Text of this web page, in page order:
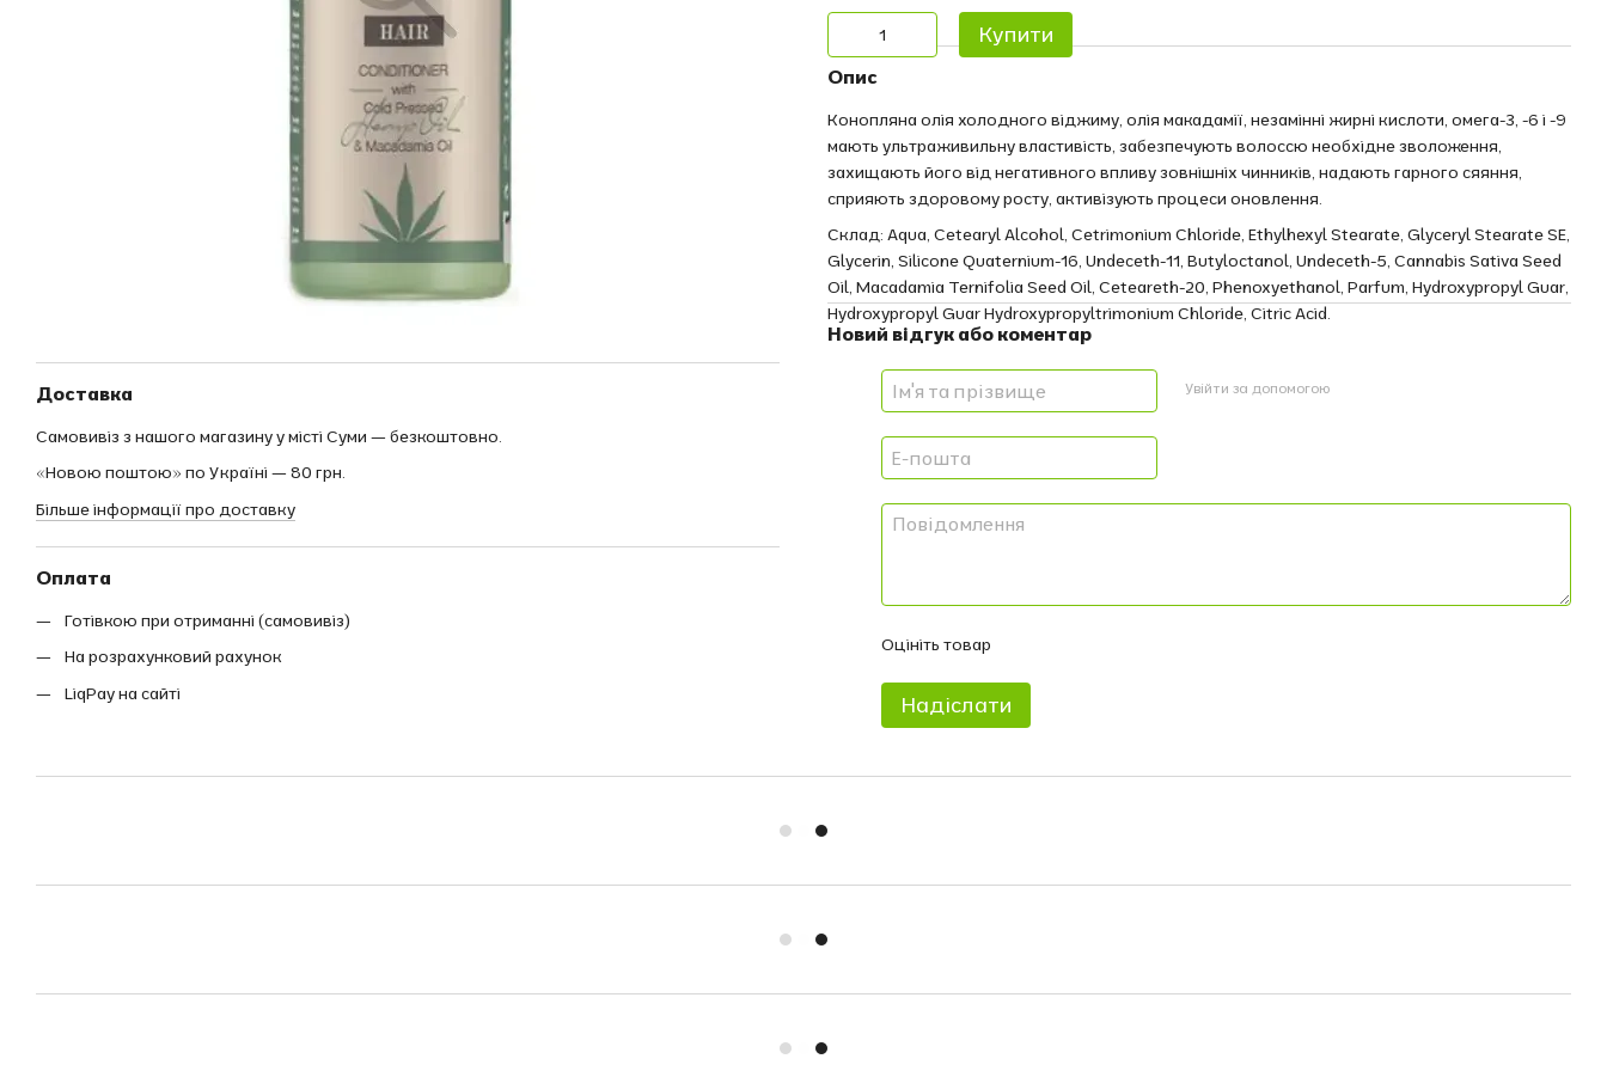
Доставка
Самовивіз з нашого магазину у місті Суми — безкоштовно.
«Новою поштою» по Україні — 80 грн.
Більше інформації про доставку
Оплата
Готівкою при отриманні (самовивіз)
На розрахунковий рахунок
LiqPay на сайті
Купити
Опис
Конопляна олія холодного віджиму, олія макадамії, незамінні жирні кислоти, омега-3, -6 і -9
мають ультраживильну властивість, забезпечують волоссю необхідне зволоження,
захищають його від негативного впливу зовнішніх чинників, надають гарного сяяння,
сприяють здоровому росту, активізують процеси оновлення.
Склад: Aqua, Cetearyl Alcohol, Cetrimonium Chloride, Ethylhexyl Stearate, Glyceryl Stearate SE,
Glycerin, Silicone Quaternium-16, Undeceth-11, Butyloctanol, Undeceth-5, Cannabis Sativa Seed
Oil, Macadamia Ternifolia Seed Oil, Ceteareth-20, Phenoxyethanol, Parfum, Hydroxypropyl Guar,
Hydroxypropyl Guar Hydroxypropyltrimonium Chloride, Citric Acid.
Новий відгук або коментар
Увійти за допомогою
Оцініть товар
Надіслати